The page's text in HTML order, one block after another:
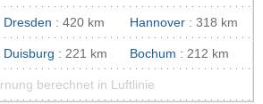
Dresden : 420 km Hannover : 318 km
Duisburg : 221 km Bochum : 212 km
berechnet in Luftlinie